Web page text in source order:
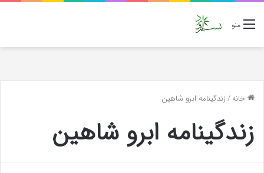
منو
خانه/زندگینامه ابرو شاهین
زندگینامه ابرو شاهین